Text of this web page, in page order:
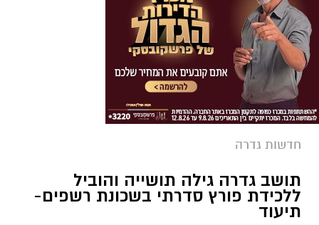
חדשות גדרה
תושב גדרה גילה תושייה והוביל
ללכידת פורץ סדרתי בשכונת רשפים-
תיעוד